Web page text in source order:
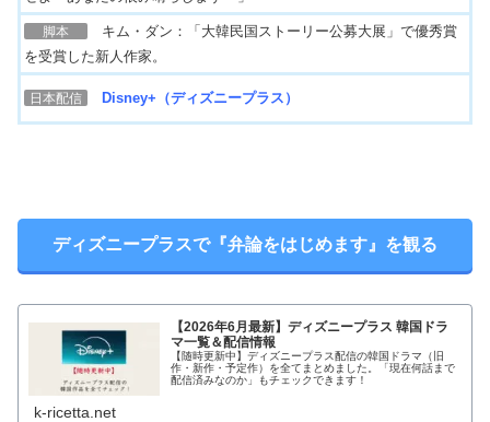
脚本
キム・ダン：「大韓民国ストーリー公募大展」で優秀賞
を受賞した新人作家。
日本配信 Disney+（ディズニープラス）
ディズニープラスで『弁論をはじめます』を観る
【2026年6月最新】ディズニープラス 韓国ドラ
マ一覧＆配信情報
【随時更新中】ディズニープラス配信の韓国ドラマ（旧
作・新作・予定作）を全てまとめました。「現在何話まで
配信済みなのか」もチェックできます！
k-ricetta.net